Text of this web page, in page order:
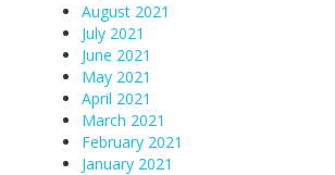
August 2021
July 2021
June 2021
May 2021
April 2021
March 2021
February 2021
January 2021